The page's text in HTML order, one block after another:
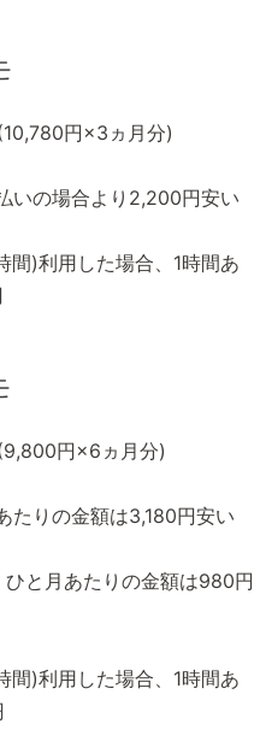
円×3ヵ月分)
いの場合より2,200円安い
)利用した場合、1時間あ
円×6ヵ月分)
たりの金額は3,180円安い
と月あたりの金額は980円
)利用した場合、1時間あ